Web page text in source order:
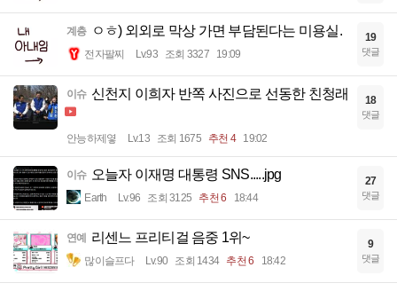
계층 ㅇㅎ) 외외로 막상 가면 부담된다는 미용실.
전자팔찌 Lv.93 조회 3327 19:09
19
댓글
이슈 신천지 이희자 반쪽 사진으로 선동한 친청래
안능하제옇 Lv.13 조회 1675 추천 4 19:02
18
댓글
이슈 오늘자 이재명 대통령 SNS.....jpg
Earth Lv.96 조회 3125 추천 6 18:44
27
댓글
연예 리센느 프리티걸 음중 1위~
많이슬프다 Lv.90 조회 1434 추천 6 18:42
9
댓글